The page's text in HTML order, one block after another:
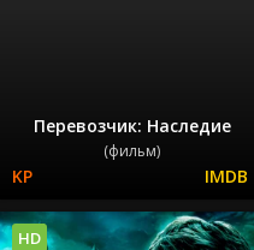
Перевозчик: Наследие
(фильм)
HD